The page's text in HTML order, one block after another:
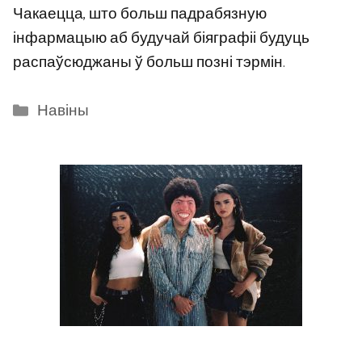
Чакаецца, што больш падрабязную
інфармацыю аб будучай біяграфіі будуць
распаўсюджаны ў больш позні тэрмін.
Categories
Навіны